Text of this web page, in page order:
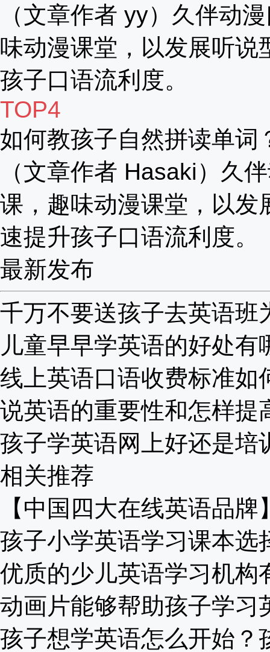
（文章作者 yy）久伴动
味动漫课堂，以发展听说
孩子口语流利度。
TOP4
如何教孩子自然拼读单词
（文章作者 Hasaki）久
课，趣味动漫课堂，以发
速提升孩子口语流利度。
最新发布
千万不要送孩子去英语班
儿童早早学英语的好处有
线上英语口语收费标准如
说英语的重要性和怎样提
孩子学英语网上好还是培
相关推荐
【中国四大在线英语品
孩子小学英语学习课本选
优质的少儿英语学习机构
动画片能够帮助孩子学习
孩子想学英语怎么开始？